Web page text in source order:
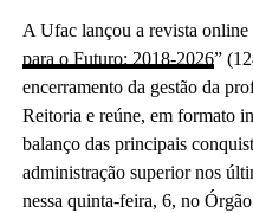
A Ufac lançou a revista online
para o Futuro: 2018-2026”
encerramento da gestão da
Reitoria e reúne, em formato
balanço das principais
administração superior nos
nessa quinta-feira, 6, no